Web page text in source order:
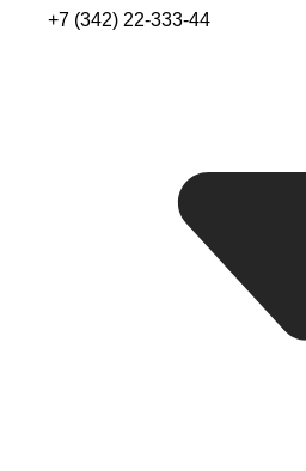
+7 (342) 22-333-44